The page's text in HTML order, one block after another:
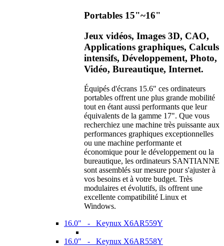
Portables 15"~16"
Jeux vidéos, Images 3D, CAO,
Applications graphiques, Calculs
intensifs, Développement, Photo,
Vidéo, Bureautique, Internet.
Équipés d'écrans 15.6" ces ordinateurs
portables offrent une plus grande mobilité
tout en étant aussi performants que leur
équivalents de la gamme 17". Que vous
recherchiez une machine très puissante aux
performances graphiques exceptionnelles
ou une machine performante et
économique pour le développement ou la
bureautique, les ordinateurs SANTIANNE
sont assemblés sur mesure pour s'ajuster à
vos besoins et à votre budget. Très
modulaires et évolutifs, ils offrent une
excellente compatibilité Linux et
Windows.
16.0" - Keynux X6AR559Y
16.0" - Keynux X6AR558Y